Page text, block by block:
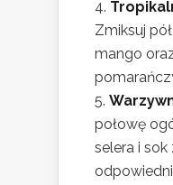
Zmiksuj
mango
połowę
selera i